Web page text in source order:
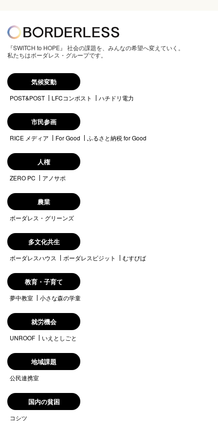
『SWITCH to HOPE』 社会の課題を、みんなの希望へ変えていく。
私たちはボーダレス・グループです。
気候変動
POST&POST LFCコンポスト ハチドリ電力
市民参画
RICE メディア For Good ふるさと納税 for Good
人権
ZERO PC アノサポ
農業
ボーダレス・グリーンズ
多文化共生
ボーダレスハウス ボーダレスビジット むすびば
教育・子育て
夢中教室 小さな森の学童
就労機会
UNROOF いえとしごと
地域課題
公民連携室
国内の貧困
コシツ